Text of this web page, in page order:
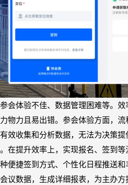
会体验不佳、数据管理困难等。
物力且易出错。参会体验方面，
效收集和分析数据，无法为决策
在提升效率上，实现报名、签到
便捷签到方式、个性化日程推送
议数据，生成详细报表，为主办